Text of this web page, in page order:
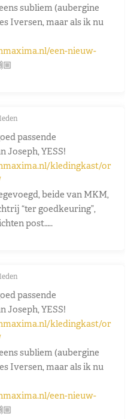
subliem (aubergine
Iversen, maar als ik nu
een-nieuw-
passende
Joseph, YESS!
kledingkast/or
beide van MKM,
“ter goedkeuring”,
post…..
passende
Joseph, YESS!
kledingkast/or
subliem (aubergine
Iversen, maar als ik nu
een-nieuw-